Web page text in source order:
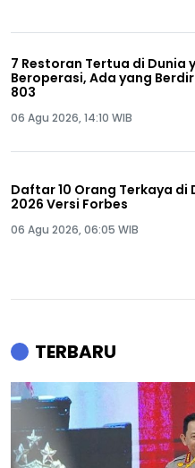
7 Restoran Tertua di Dunia
Beroperasi, Ada yang
803
06 Agu 2026, 14:10 WIB
Daftar 10 Orang Terkaya di
2026 Versi Forbes
06 Agu 2026, 06:05 WIB
TERBARU